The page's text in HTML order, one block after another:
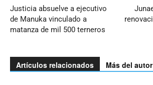
Justicia absuelve a ejecutivo
de Manuka vinculado a
matanza de mil 500 terneros
Artículos relacionados Más del autor